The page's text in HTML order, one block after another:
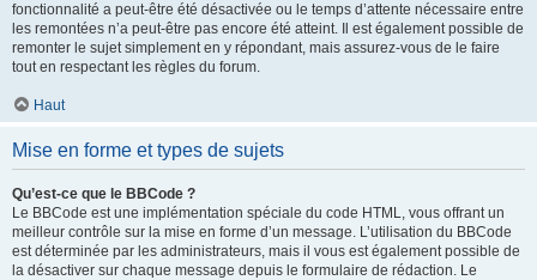
fonctionnalité a peut-être été désactivée ou le temps d’attente nécessaire entre
les remontées n’a peut-être pas encore été atteint. Il est également possible de
remonter le sujet simplement en y répondant, mais assurez-vous de le faire
tout en respectant les règles du forum.
Haut
Mise en forme et types de sujets
Qu’est-ce que le BBCode ?
Le BBCode est une implémentation spéciale du code HTML, vous offrant un
meilleur contrôle sur la mise en forme d’un message. L’utilisation du BBCode
est déterminée par les administrateurs, mais il vous est également possible de
la désactiver sur chaque message depuis le formulaire de rédaction. Le